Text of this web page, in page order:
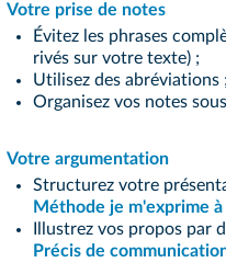
Votre prise de notes
Évitez les phrases
rivés sur votre texte) ;
Utilisez des abréviations ;
Organisez vos notes
Votre argumentation
Structurez votre
Méthode je m'exprime
Illustrez vos propos par
Précis de